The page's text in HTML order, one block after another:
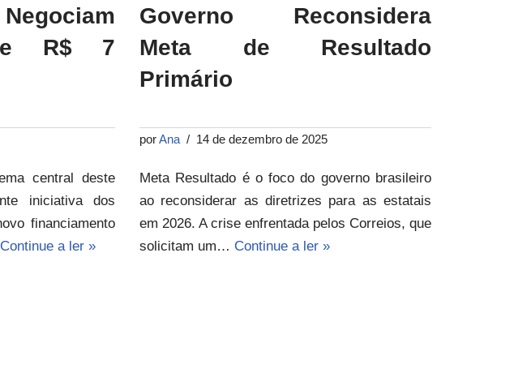
R$ 7
central deste
iniciativa dos
financiamento
Continue a ler »
Governo Reconsidera
Meta de Resultado
Primário
porAna 14 de dezembro de 2025
Meta Resultado é o foco do governo brasileiro
ao reconsiderar as diretrizes para as estatais
em 2026. A crise enfrentada pelos Correios, que
solicitam um… Continue a ler »